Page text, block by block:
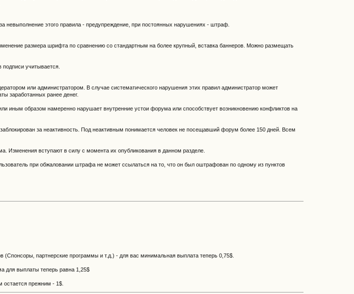
этого правила - предупреждение, при постоянных нарушениях - штраф.
размера шрифта по сравнению со стандартным на более крупный, вставка баннеров. Можно размещать
учитывается.
или администратором. В случае систематического нарушения этих правил администратор может
заработанных ранее денег.
иным образом намеренно нарушает внутренние устои форума или способствует возникновению конфликтов на
за неактивность. Под неактивным понимается человек не посещавший форум более 150 дней. Всем
вступают в силу с момента их опубликования в данном разделе.
при обжаловании штрафа не может ссылаться на то, что он был оштрафован по одному из пунктов
(Спонсоры, партнерские программы и т.д.) - для вас минимальная выплата теперь 0,75$.
для выплаты теперь равна 1,25$
прежним - 1$.